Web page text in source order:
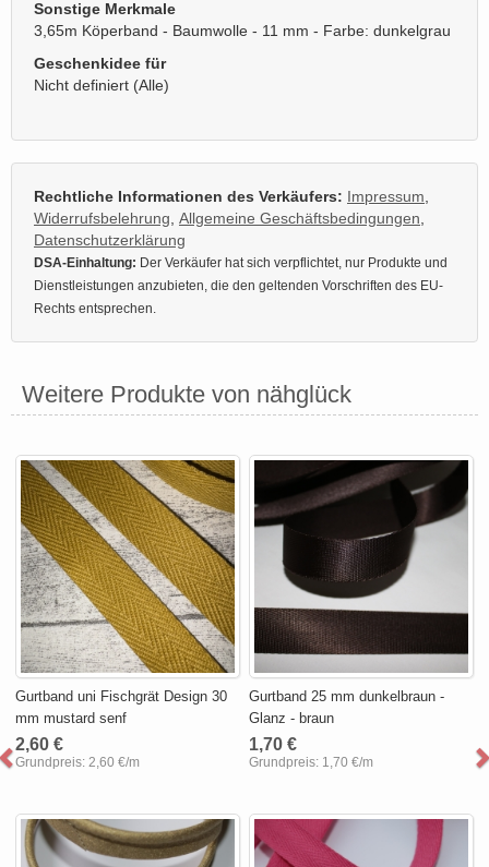
Sonstige Merkmale
3,65m Köperband - Baumwolle - 11 mm - Farbe: dunkelgrau
Geschenkidee für
Nicht definiert (Alle)
Rechtliche Informationen des Verkäufers: Impressum
Widerrufsbelehrung Allgemeine Geschäftsbedingungen
Datenschutzerklärung
DSA-Einhaltung: Der Verkäufer hat sich verpflichtet, nur Produkte und
Dienstleistungen anzubieten, die den geltenden Vorschriften des EU-
Rechts entsprechen.
Weitere Produkte von nähglück
Gurtband uni Fischgrät Design 30
mm mustard senf
2,60 €
Grundpreis:2,60 €/m
Gurtband 25 mm dunkelbraun -
Glanz - braun
1,70 €
Grundpreis: 1,70 €/m